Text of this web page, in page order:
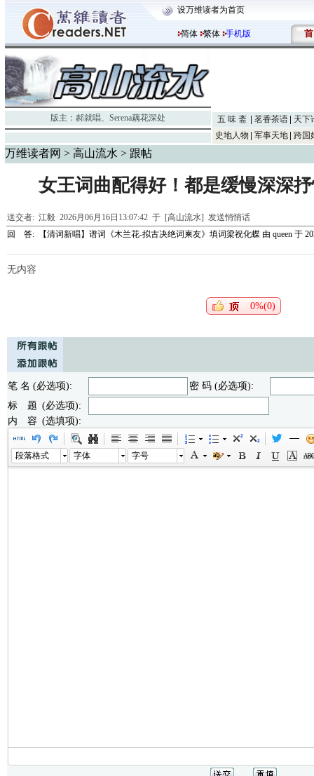
设万维读者为首页
简体 繁体 手机版 首
版主： 郝就唱、 Serena藕花深处 五 味 斋 茗香茶语
天下
史地人物
军事天地 跨国
万维读者网 > 高山流水 > 跟帖
女王词曲配得好！都是缓慢深深
送交者: 江毅 2026月06月16日13:07:42 于 [高山流水] 发送悄悄话
回 答:
【清词新唱】谱词《木兰花-拟古决绝词柬友》填词梁祝化蝶 由 queen 于
无内容
0%(0)
笔 名 (必选项):
密 码 (必选项):
标 题 (必选项):
内 容 (选填项):
段落格式 字体 字号